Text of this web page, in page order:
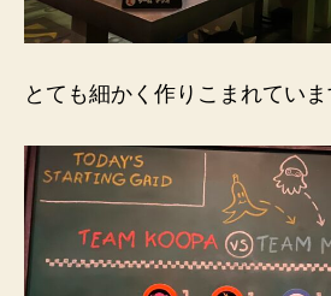
とても細かく作りこまれていま